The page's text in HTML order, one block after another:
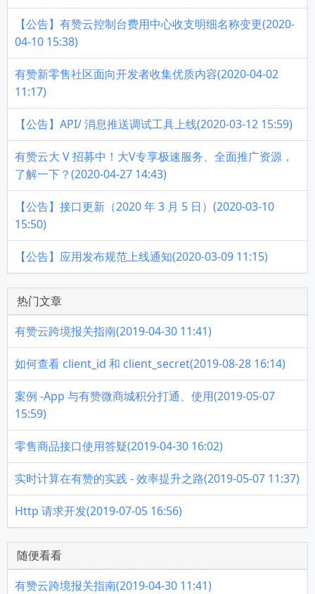
【公告】有赞云控制台费用中心收支明细名称变更(2020-
04-10 15:38)
有赞新零售社区面向开发者收集优质内容(2020-04-02
11:17)
【公告】API/ 消息推送调试工具上线(2020-03-12 15:59)
有赞云大 V 招募中！大V专享极速服务、全面推广资源，
了解一下？(2020-04-27 14:43)
【公告】接口更新（2020 年 3 月 5 日）(2020-03-10
15:50)
【公告】应用发布规范上线通知(2020-03-09 11:15)
热门文章
有赞云跨境报关指南(2019-04-30 11:41)
如何查看 client_id 和 client_secret(2019-08-28 16:14)
案例 -App 与有赞微商城积分打通、使用(2019-05-07
15:59)
零售商品接口使用答疑(2019-04-30 16:02)
实时计算在有赞的实践 - 效率提升之路(2019-05-07 11:37)
Http 请求开发(2019-07-05 16:56)
随便看看
有赞云跨境报关指南(2019-04-30 11:41)